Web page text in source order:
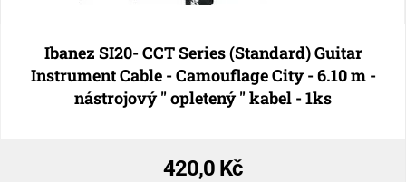
Ibanez SI20- CCT Series (Standard) Guitar
Instrument Cable - Camouflage City - 6.10 m -
nástrojový " opletený " kabel - 1ks
420,0 Kč